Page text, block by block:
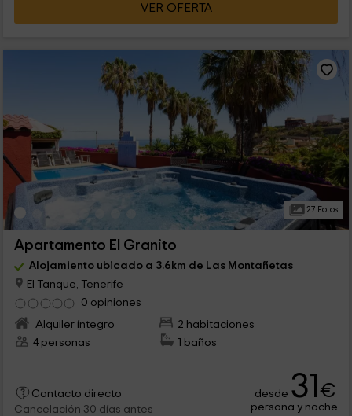
VER OFERTA
27 Fotos
Apartamento El Granito
Alojamiento ubicado a 3.6km de Las Montañetas
El Tanque, Tenerife
0 opiniones
Alquiler íntegro
2 habitaciones
4 personas
1 baños
Contacto directo
Cancelación 30 días antes
desde 31€
persona y noche